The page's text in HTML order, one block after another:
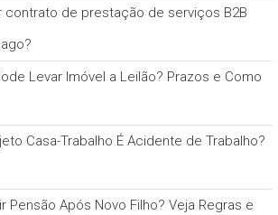
contrato de prestação de serviços B2B
Levar Imóvel a Leilão? Prazos e Como
Casa-Trabalho É Acidente de Trabalho?
Pensão Após Novo Filho? Veja Regras e